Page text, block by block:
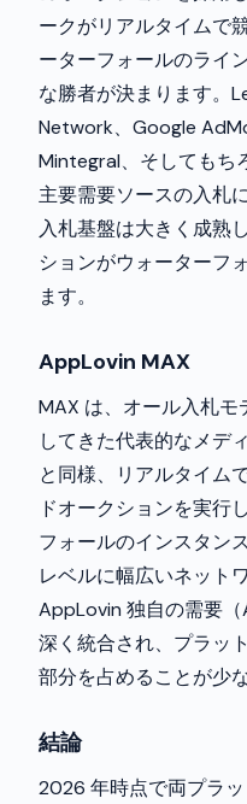
ークがリアルタイムで
ーターフォールのライ
な勝者が決まります。
Network、Google
Mintegral、そしてもち
主要需要ソースの入札
入札基盤は大きく成熟
ションがウォーターフ
ます。
AppLovin MAX
MAX は、オール入札
してきた代表的なメデ
と同様、リアルタイム
ドオークションを実行
フォールのインスタン
レベルに幅広いネット
AppLovin 独自の需要
深く統合され、プラッ
部分を占めることが少
結論
2026 年時点で両プラ